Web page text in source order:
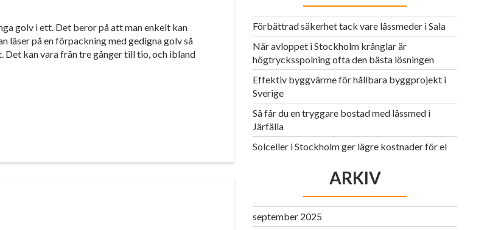
golv i ett. Det beror på att man enkelt kan
läser på en förpackning med gedigna golv så
Det kan vara från tre gånger till tio, och ibland
Förbättrad säkerhet tack vare låssmeder i Sala
När avloppet i Stockholm krånglar är
högtrycksspolning ofta den bästa lösningen
Effektiv byggvärme för hållbara byggprojekt i
Sverige
Så får du en tryggare bostad med låssmed i
Järfälla
Solceller i Stockholm ger lägre kostnader för el
ARKIV
september 2025